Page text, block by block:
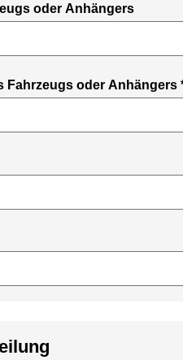
oder Anhängers
Fahrzeugs oder Anhängers